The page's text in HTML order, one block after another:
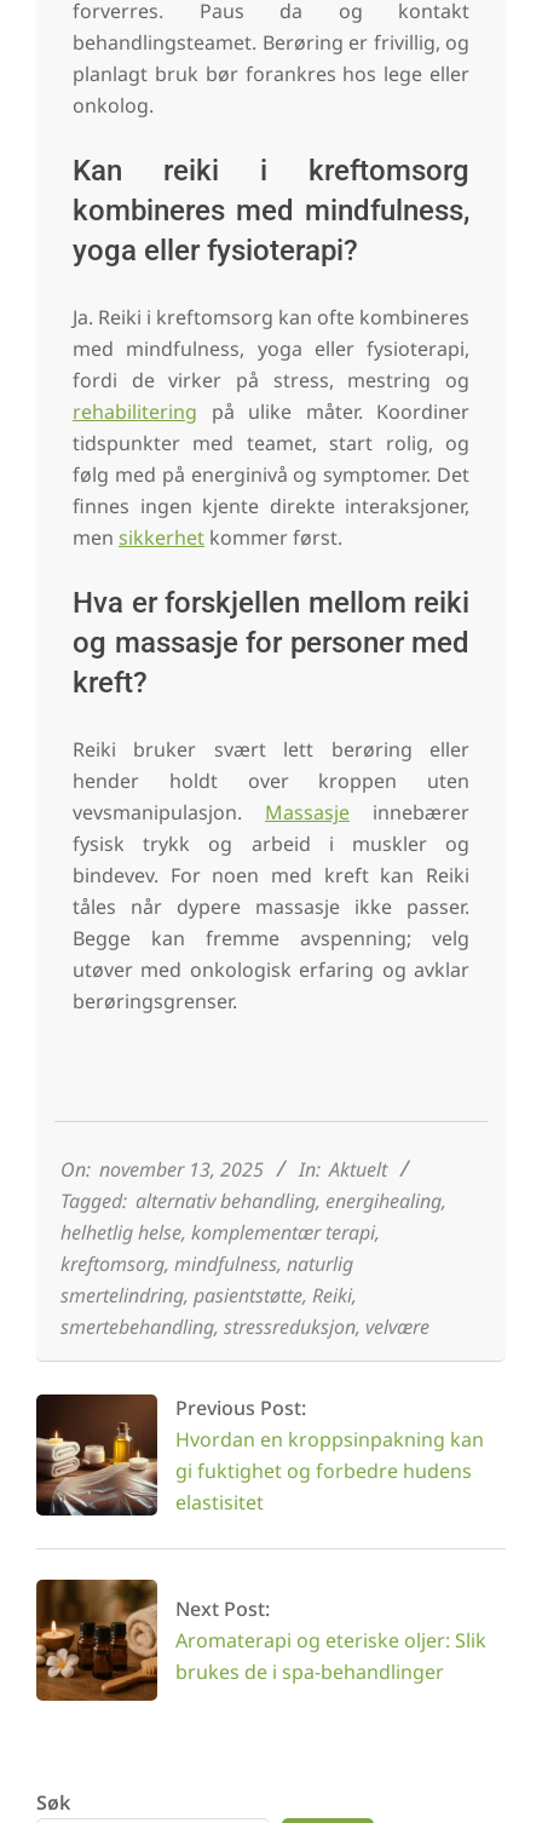
forverres. Paus da og kontakt
behandlingsteamet. Berøring er frivillig, og
planlagt bruk bør forankres hos lege eller
onkolog.
Kan reiki i kreftomsorg
kombineres med mindfulness,
yoga eller fysioterapi?
Ja. Reiki i kreftomsorg kan ofte kombineres
med mindfulness, yoga eller fysioterapi,
fordi de virker på stress, mestring og
rehabilitering på ulike måter. Koordiner
tidspunkter med teamet, start rolig, og
følg med på energinivå og symptomer. Det
finnes ingen kjente direkte interaksjoner,
men sikkerhet kommer først.
Hva er forskjellen mellom reiki
og massasje for personer med
kreft?
Reiki bruker svært lett berøring eller
hender holdt over kroppen uten
vevsmanipulasjon. Massasje innebærer
fysisk trykk og arbeid i muskler og
bindevev. For noen med kreft kan Reiki
tåles når dypere massasje ikke passer.
Begge kan fremme avspenning; velg
utøver med onkologisk erfaring og avklar
berøringsgrenser.
13
On: november 13, 2025 In: Aktuelt
Tagged: alternativ behandling, energihealing,
helhetlig helse, komplementær terapi,
kreftomsorg, mindfulness, naturlig
smertelindring, pasientstøtte, Reiki,
smertebehandling, stressreduksjon, velvære
Previous Post:
Hvordan en kroppsinpakning kan
gi fuktighet og forbedre hudens
elastisitet
Next Post:
Aromaterapi og eteriske oljer: Slik
brukes de i spa-behandlinger
Søk